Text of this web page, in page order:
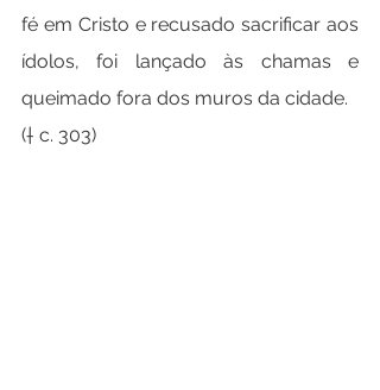
fé em Cristo e recusado sacrificar aos
ídolos, foi lançado às chamas e
queimado fora dos muros da cidade.
(† c. 303)